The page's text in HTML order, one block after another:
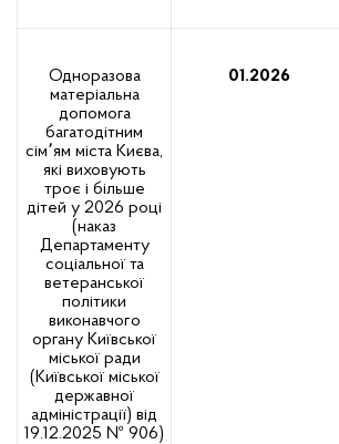
Одноразова
матеріальна
допомога
багатодітним
сім՚ям міста Києва,
які виховують
троє і більше
дітей у 2026 році
(наказ
Департаменту
соціальної та
ветеранської
політики
виконавчого
органу Київської
міської ради
(Київської міської
державної
адміністрації) від
19.12.2025 № 906)
01.2026